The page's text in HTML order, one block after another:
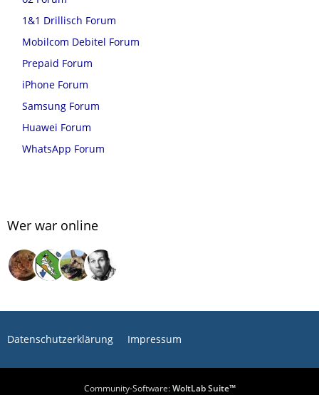
1&1 Drillisch Forum
Mobilcom Debitel Forum
Prepaid Forum
iPhone Forum
Samsung Forum
Huawei Forum
WhatsApp Forum
Wer war online
Datenschutzerklärung Impressum
Community-Software:WoltLab Suite™